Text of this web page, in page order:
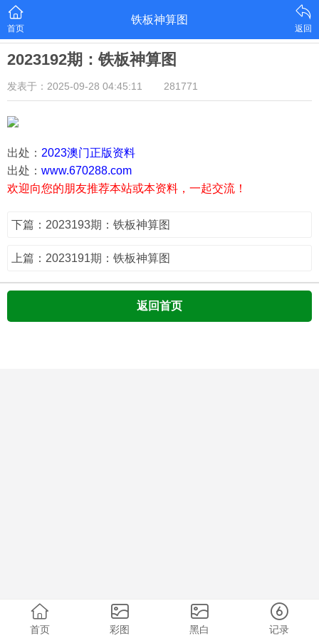
首页
铁板神算图
返回
2023192期：铁板神算图
发表于：2025-09-28 04:45:11 281771
出处： 2023澳门正版资料
出处： www.670288.com
欢迎向您的朋友推荐本站或本资料，一起交流！
下篇：2023193期：铁板神算图
上篇：2023191期：铁板神算图
返回首页
首页 彩图 黑白 记录